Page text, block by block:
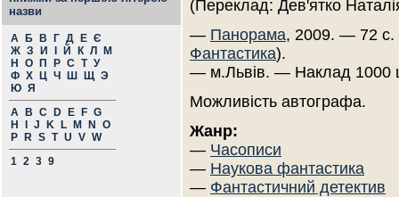
назви
А Б В Г Д Е Є
Ж З И Й К Л
М
Н
О П Р С Т У
Ф Х Ц Ч Ш Щ Э
Ю Я
A
B C D E F G
H
J K L M N
O
P
R S T U V W
1 2 3 9
(Переклад: Дев'ятко
— Панорама, 2009. — 72
Фантастика).
— м.Львів. — Наклад 1000
Можливість автографа.
Жанр:
— Часописи
— Наукова фантастика
— Фантастичний детектив